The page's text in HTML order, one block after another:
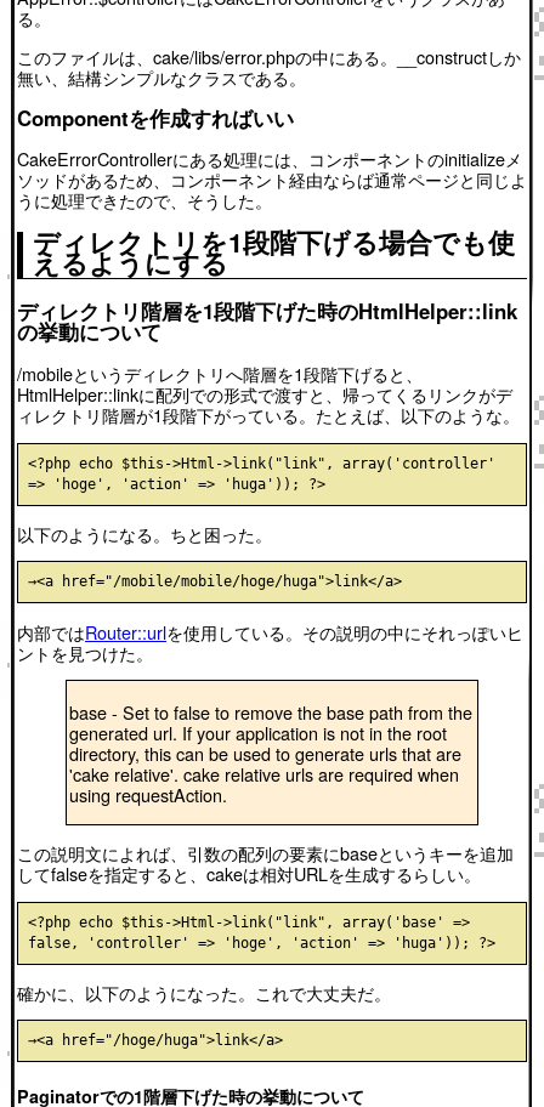
る。
このファイルは、cake/libs/error.phpの中にある。__constructしか
無い、結構シンプルなクラスである。
Componentを作成すればいい
CakeErrorControllerにある処理には、コンポーネントのinitializeメ
ソッドがあるため、コンポーネント経由ならば通常ページと同じよ
うに処理できたので、そうした。
ディレクトリを1段階下げる場合でも使
えるようにする
ディレクトリ階層を1段階下げた時のHtmlHelper::link
の挙動について
/mobileというディレクトリへ階層を1段階下げると、
HtmlHelper::linkに配列での形式で渡すと、帰ってくるリンクがデ
ィレクトリ階層が1段階下がっている。たとえば、以下のような。
<?php echo $this->Html->link("link", array('controller'
以下のようになる。ちと困った。
内部ではRouter::urlを使用している。その説明の中にそれっぽいヒ
ントを見つけた。
base - Set to false to remove the base path from the
generated url. If your application is not in the root
directory, this can be used to generate urls that are
'cake relative'. cake relative urls are required when
using requestAction.
この説明文によれば、引数の配列の要素にbaseというキーを追加
してfalseを指定すると、cakeは相対URLを生成するらしい。
<?php echo $this->Html->link("link", array('base' =>
確かに、以下のようになった。これで大丈夫だ。
Paginatorでの1階層下げた時の挙動について